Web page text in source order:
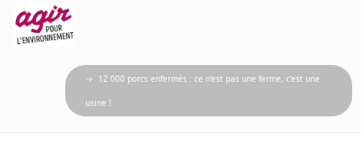
→ 12 000 porcs enfermés : ce n’est pas une ferme, c’est une
usine !